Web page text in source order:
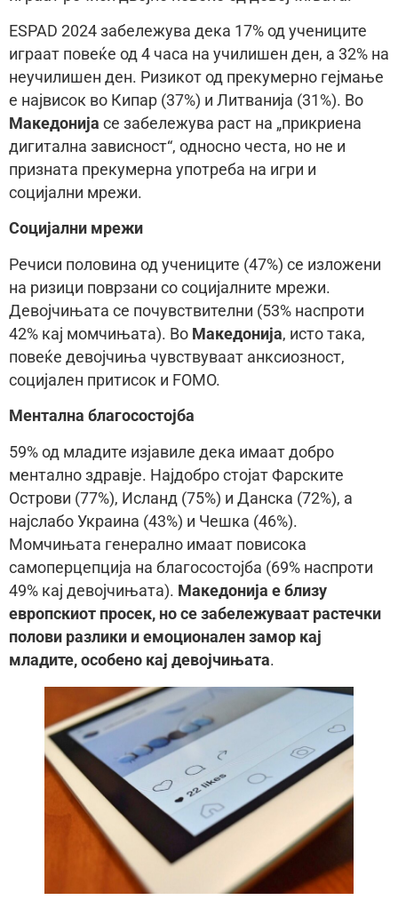
ESPAD 2024 забележува дека 17% од учениците
играат повеќе од 4 часа на училишен ден, а 32% на
неучилишен ден. Ризикот од прекумерно гејмање
е највисок во Кипар (37%) и Литванија (31%). Во
Македонија се забележува раст на „прикриена
дигитална зависност“, односно честа, но не и
призната прекумерна употреба на игри и
социјални мрежи.
Социјални мрежи
Речиси половина од учениците (47%) се изложени
на ризици поврзани со социјалните мрежи.
Девојчињата се почувствителни (53% наспроти
42% кај момчињата). Во Македонија, исто така,
повеќе девојчиња чувствуваат анксиозност,
социјален притисок и FOMO.
Ментална благосостојба
59% од младите изјавиле дека имаат добро
ментално здравје. Најдобро стојат Фарските
Острови (77%), Исланд (75%) и Данска (72%), а
најслабо Украина (43%) и Чешка (46%).
Момчињата генерално имаат повисока
самоперцепција на благосостојба (69% наспроти
49% кај девојчињата). Македонија е близу
европскиот просек, но се забележуваат растечки
полови разлики и емоционален замор кај
младите, особено кај девојчињата.